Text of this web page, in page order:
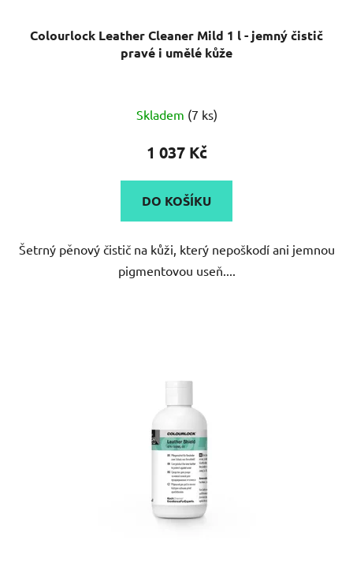
Colourlock Leather Cleaner Mild 1 l - jemný čistič
pravé i umělé kůže
hodnocení
produktu
5,0
z
hvězdiček.
Skladem (7 ks)
1 037 Kč
DO KOŠÍKU
Šetrný pěnový čistič na kůži, který nepoškodí ani jemnou
pigmentovou useň....